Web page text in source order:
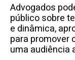
Advogados
público sobre
e dinâmica,
para promover
uma audiência